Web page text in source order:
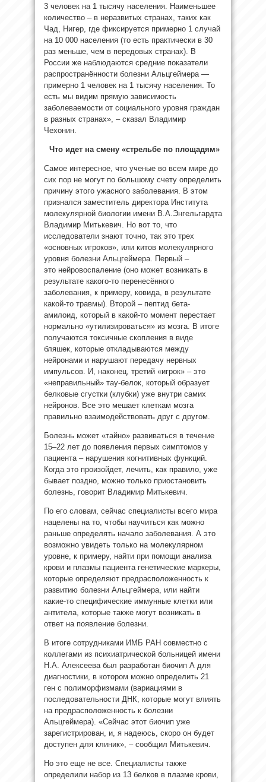
3 человек на 1 тысячу населения. Наименьшее
количество – в неразвитых странах, таких как
Чад, Нигер, где фиксируется примерно 1 случай
на 10 000 населения (то есть практически в 30
раз меньше, чем в передовых странах). В
России же наблюдаются средние показатели
распространённости болезни Альцгеймера —
примерно 1 человек на 1 тысячу населения. То
есть мы видим прямую зависимость
заболеваемости от социального уровня граждан
в разных странах», – сказал Владимир
Чехонин.
Что идет на смену «стрельбе по площадям»
Самое интересное, что ученые во всем мире до
сих пор не могут по большому счету определить
причину этого ужасного заболевания. В этом
признался заместитель директора Института
молекулярной биологии имени В.А.Энгельгардта
Владимир Митькевич. Но вот то, что
исследователи знают точно, так это трех
«основных игроков», или китов молекулярного
уровня болезни Альцгеймера. Первый –
это нейровоспаление (оно может возникать в
результате какого-то перенесённого
заболевания, к примеру, ковида, в результате
какой-то травмы). Второй – пептид бета-
амилоид, который в какой-то момент перестает
нормально «утилизироваться» из мозга. В итоге
получаются токсичные скопления в виде
бляшек, которые откладываются между
нейронами и нарушают передачу нервных
импульсов. И, наконец, третий «игрок» – это
«неправильный» тау-белок, который образует
белковые сгустки (клубки) уже внутри самих
нейронов. Все это мешает клеткам мозга
правильно взаимодействовать друг с другом.
Болезнь может «тайно» развиваться в течение
15–22 лет до появления первых симптомов у
пациента – нарушения когнитивных функций.
Когда это произойдет, лечить, как правило, уже
бывает поздно, можно только приостановить
болезнь, говорит Владимир Митькевич.
По его словам, сейчас специалисты всего мира
нацелены на то, чтобы научиться как можно
раньше определять начало заболевания. А это
возможно увидеть только на молекулярном
уровне, к примеру, найти при помощи анализа
крови и плазмы пациента генетические маркеры,
которые определяют предрасположенность к
развитию болезни Альцгеймера, или найти
какие-то специфические иммунные клетки или
антитела, которые также могут возникать в
ответ на появление болезни.
В итоге сотрудниками ИМБ РАН совместно с
коллегами из психиатрической больницей имени
Н.А. Алексеева был разработан биочип А для
диагностики, в котором можно определить 21
ген с полиморфизмами (вариациями в
последовательности ДНК, которые могут влиять
на предрасположенность к болезни
Альцгеймера). «Сейчас этот биочип уже
зарегистрирован, и, я надеюсь, скоро он будет
доступен для клиник», – сообщил Митькевич.
Но это еще не все. Специалисты также
определили набор из 13 белков в плазме крови,